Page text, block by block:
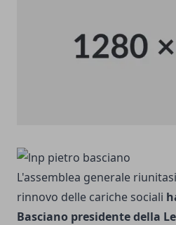
L'assemblea generale
rinnovo delle cariche sociali
Basciano presidente della